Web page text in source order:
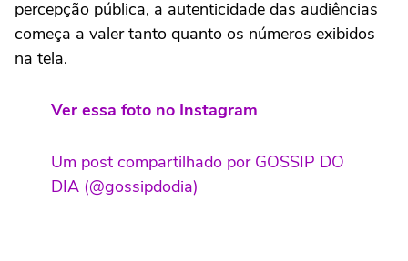
percepção pública, a autenticidade das audiências
começa a valer tanto quanto os números exibidos
na tela.
Ver essa foto no Instagram
Um post compartilhado por GOSSIP DO
DIA (@gossipdodia)